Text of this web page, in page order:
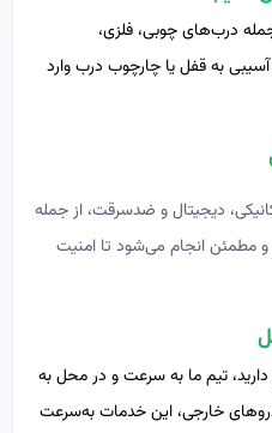
جمله درب‌های چوبی، فلزی،
به قفل یا چارچوب درب وارد
دیجیتال و ضدسرقت، از جمله
مطمئن انجام می‌شود تا امنیت
تیم ما به سرعت و در محل به
خارجی، این خدمات به‌سرعت